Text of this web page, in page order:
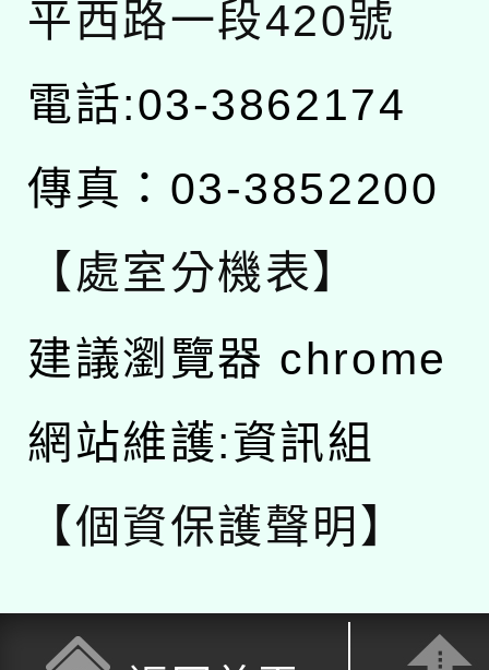
平西路一段420號
電話:03-3862174
傳真：03-3852200
【處室分機表】
建議瀏覽器 chrome
網站維護:資訊組
【個資保護聲明】